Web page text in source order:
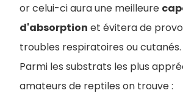
or celui-ci aura une meilleure
d'absorption et évitera de
troubles respiratoires ou cutanés.
Parmi les substrats les plus
amateurs de reptiles on trouve :